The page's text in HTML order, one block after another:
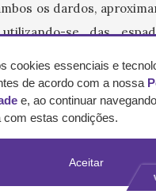
os dardos,
se das
força. Pirro recebeu
sua vez, o
e outra perto da
derrubou-o por terra.
cookies essenciais e
de acordo com a nossa
e, ao continuar
com estas condições.
Aceitar